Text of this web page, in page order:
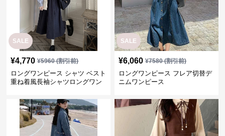
重ね着風長袖シャツロングワン
ニムワンピース
SALE
4,800 ¥6000 (割引前)
ロングワンピース シンプルゆっ
SALE
4750(割引前)
ロングワンピース クラシカル リ